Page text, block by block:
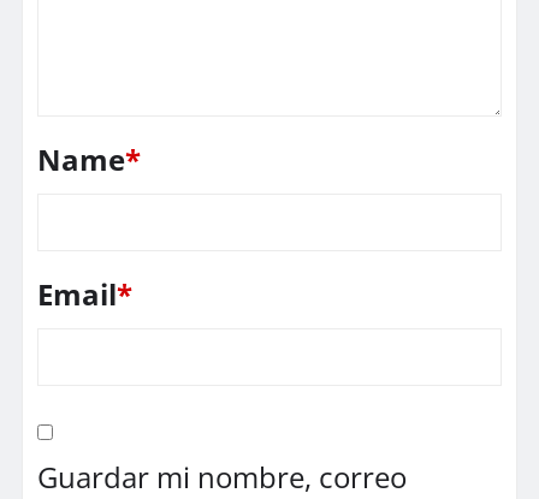
Name*
Email*
Guardar mi nombre, correo